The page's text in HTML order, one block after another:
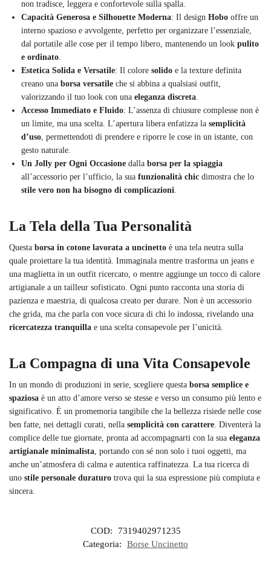
non tradisce, leggera e confortevole sulla spalla.
Capacità Generosa e Silhouette Moderna: Il design Hobo offre un
interno spazioso e avvolgente, perfetto per organizzare l’essenziale,
dal portatile alle cose per il tempo libero, mantenendo un look pulito
e ordinato
Estetica Solida e Versatile: Il colore solido e la texture definita
creano una borsa versatile che si abbina a qualsiasi outfit,
valorizzando il tuo look con una eleganza discreta
Accesso Immediato e Fluido: L’assenza di chiusure complesse non è
un limite, ma una scelta. L’apertura libera enfatizza la semplicità
d’uso , permettendoti di prendere e riporre le cose in un istante, con
gesto naturale.
Un Jolly per Ogni Occasione dalla borsa per la spiaggia
all’accessorio per l’ufficio, la sua funzionalità chic dimostra che lo
stile vero non ha bisogno di complicazioni
La Tela della Tua Personalità
Questa borsa in cotone lavorata a uncinetto è una tela neutra sulla
quale proiettare la tua identità. Immaginala mentre trasforma un jeans e
una maglietta in un outfit ricercato, o mentre aggiunge un tocco di calore
artigianale a un tailleur sofisticato. Ogni punto racconta una storia di
pazienza e maestria, di qualcosa creato per durare. Non è un accessorio
che grida, ma che parla con voce sicura di chi lo indossa, rivelando una
ricercatezza tranquilla e una scelta consapevole per l’unicità.
La Compagna di una Vita Consapevole
In un mondo di produzioni in serie, scegliere questa borsa semplice e
spaziosa è un atto d’amore verso se stesse e verso un consumo più lento e
significativo. È un promemoria tangibile che la bellezza risiede nelle cose
ben fatte, nei dettagli curati, nella semplicità con carattere . Diventerà la
complice delle tue giornate, pronta ad accompagnarti con la sua eleganza
artigianale minimalista , portando con sé non solo i tuoi oggetti, ma
anche un’atmosfera di calma e autentica raffinatezza. La tua ricerca di
uno stile personale duraturo trova qui la sua espressione più compiuta e
sincera.
COD:
7319402971235
Categoria:
Borse Uncinetto